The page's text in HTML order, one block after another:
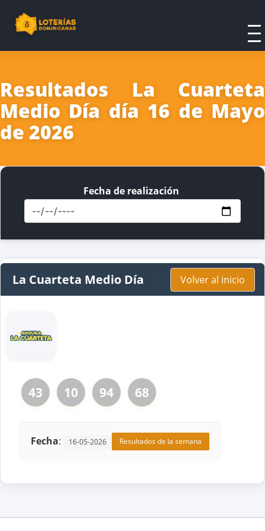
Resultados La Cuarteta
Medio Día día 16 de Mayo
de 2026
Fecha de realización
La Cuarteta Medio Día Volver al inicio
43 10 94 68
Fecha: 16-05-2026 Resultados de la semana